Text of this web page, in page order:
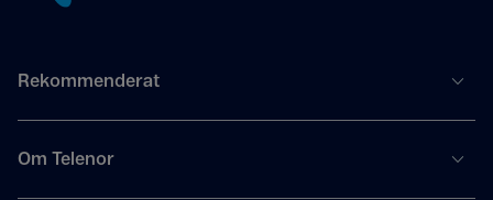
Rekommenderat
Om Telenor